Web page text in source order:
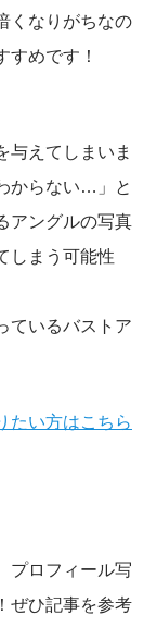
くなりがちなの
すめです！
与えてしまいま
からない…」と
アングルの写真
しまう可能性
ているバストア
たい方はこちら
プロフィール写
ぜひ記事を参考